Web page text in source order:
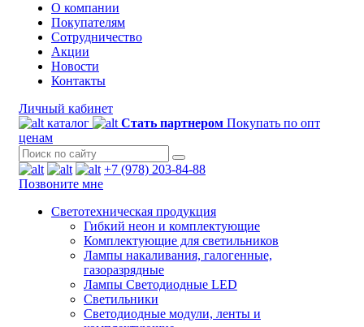
О компании
Покупателям
Сотрудничество
Акции
Новости
Контакты
Личный кабинет
каталог
Стать партнером Покупать по опт
ценам
+7 (978) 203-84-88
Позвоните мне
Светотехническая продукция
Гибкий неон и комплектующие
Комплектующие для светильников
Лампы накаливания, галогенные,
газоразрядные
Лампы Светодиодные LED
Светильники
Светодиодные модули, ленты и